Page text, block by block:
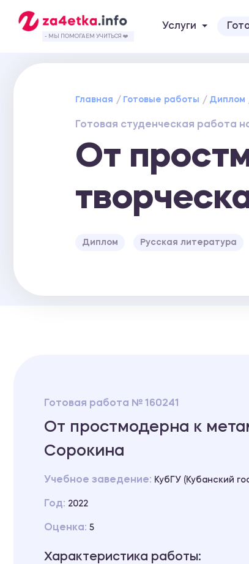
- МЫ ПОМОГАЕМ УЧИТЬСЯ ❤️
Услуги
Главная Готовые работы Диплом
Готовая студенческая работа
От
Диплом Русская литература
Готовая работа № 160241
От простмодерна к
Сорокина
Учебное заведение: КубГУ (Кубанский
Год: 2022
Оценка: 5
Характеристика работы: